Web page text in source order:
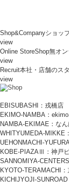
Shop&Companyショッ
view
Online StoreShop無オ
view
Recruit本社・店舗のス
view
EBISUBASHI：戎橋店
EKIMO-NAMBA：
NAMBA-EKIMAE：な
WHITYUMEDA-MIKKE
UEHONMACHI-
KOBE-PIAZAⅢ：神戸
SANNOMIYA-
KYOTO-TERAMACHI
KICHIJYOJI-